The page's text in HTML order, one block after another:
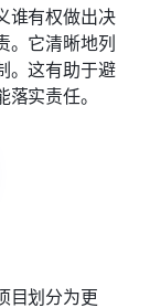
谁有权做出决
。它清晰地列
。这有助于避
实责任。
目划分为更